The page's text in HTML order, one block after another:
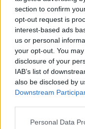
section to confirm
opt-out request is
interest-based ads
us or personal
your opt-out. You
disclosure of your
IAB’s list of
also be disclosed by
Downstream
Personal Data
FDA: Ενέκρινε το
6 Αυγούστου, 2026
Γιώργος Παράσχος:
μάχη του με τον καρκίνο
6 Αυγούστου, 2026
Προσφεύγουν στη
αγροτοκτηνοτρόφοι